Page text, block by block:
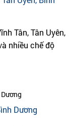
Tân, Tân Uyên,
nhiều chế độ
Dương